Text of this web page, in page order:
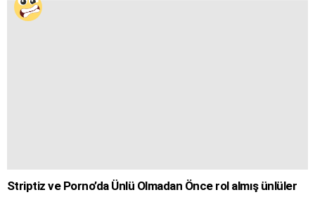
Striptiz ve Porno’da Ünlü Olmadan Önce rol almış ünlüler